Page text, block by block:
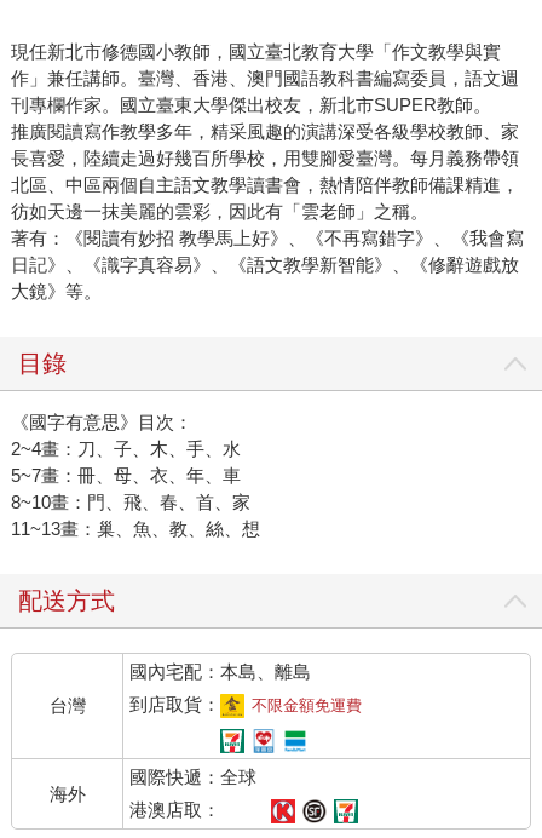
現任新北市修德國小教師，國立臺北教育大學「作文教學與實
作」兼任講師。臺灣、香港、澳門國語教科書編寫委員，語文週
刊專欄作家。國立臺東大學傑出校友，新北市SUPER教師。
推廣閱讀寫作教學多年，精采風趣的演講深受各級學校教師、家
長喜愛，陸續走過好幾百所學校，用雙腳愛臺灣。每月義務帶領
北區、中區兩個自主語文教學讀書會，熱情陪伴教師備課精進，
彷如天邊一抹美麗的雲彩，因此有「雲老師」之稱。
著有：《閱讀有妙招 教學馬上好》、《不再寫錯字》、《我會寫
日記》、《識字真容易》、《語文教學新智能》、《修辭遊戲放
大鏡》等。
目錄
《國字有意思》目次：
2~4畫：刀、子、木、手、水
5~7畫：冊、母、衣、年、車
8~10畫：門、飛、春、首、家
11~13畫：巢、魚、教、絲、想
配送方式
台灣
國內宅配：本島、離島
到店取貨：
不限金額免運費
海外
國際快遞：全球
港澳店取：